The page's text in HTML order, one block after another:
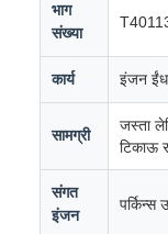
भाग
संख्या
कार्य इंजन
सामग्री
जस्ता
टिकाऊ
संगत
इंजन